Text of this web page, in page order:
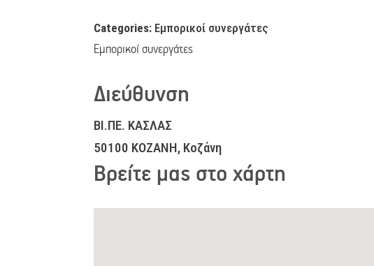
Categories: Εμπορικοί συνεργάτες
Εμπορικοί συνεργάτες
Διεύθυνση
ΒΙ.ΠΕ. ΚΑΣΛΑΣ
50100 ΚΟΖΑΝΗ, Κοζάνη
Βρείτε μας στο χάρτη